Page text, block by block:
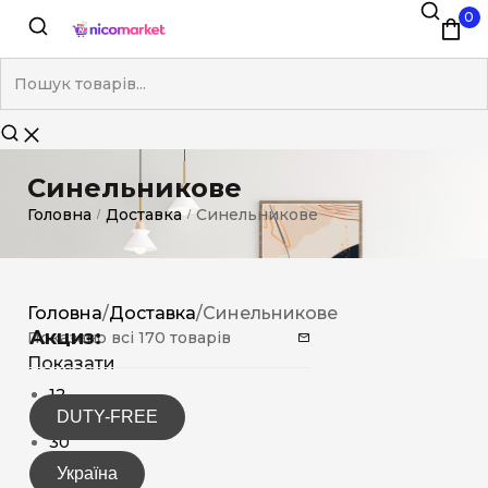
0
Синельникове
Головна / Доставка / Синельникове
Акциз:
DUTY-FREE
Україна
Головна/Доставка/Синельникове
Показано всі 170 товарів
Показати
12
15
30